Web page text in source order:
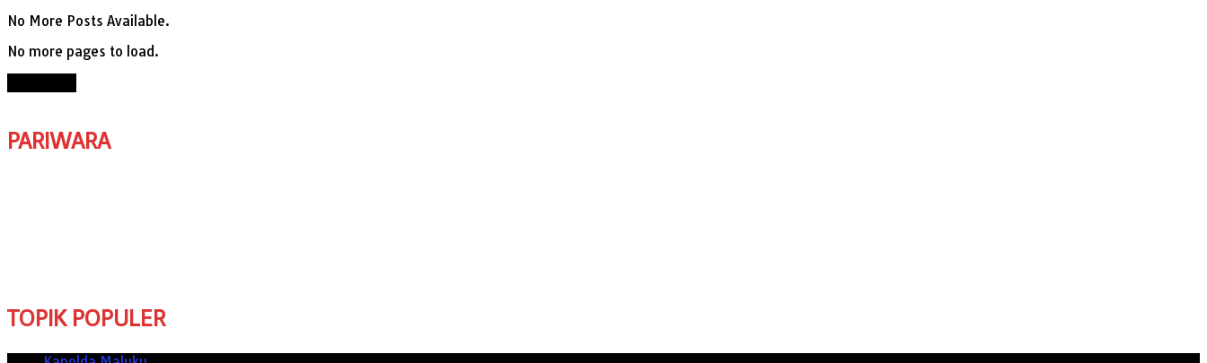
No More Posts Available.
No more pages to load.
PARIWARA
TOPIK POPULER